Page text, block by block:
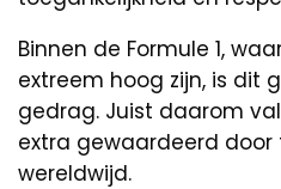
Binnen de Formule 1,
extreem hoog zijn, is dit
gedrag. Juist daarom
extra gewaardeerd door
wereldwijd.